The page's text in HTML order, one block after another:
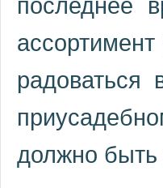
должно